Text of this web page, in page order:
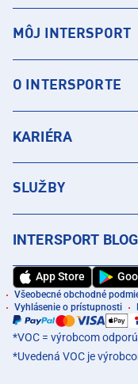
MÔJ INTERSPORT
O INTERSPORTE
KARIÉRA
SLUŽBY
INTERSPORT BLOG
App Store
Všeobecné obchodné
Vyhlásenie o prístupnosti
*VOC = výrobcom
*Uvedená VOC je